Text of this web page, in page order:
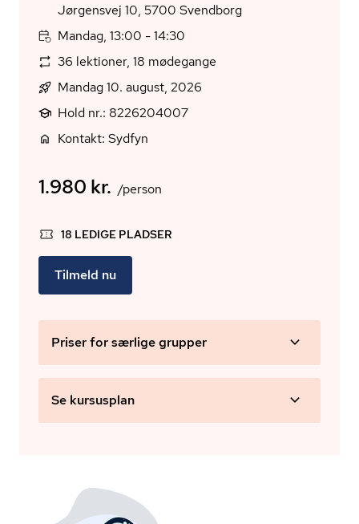
Jørgensvej 10, 5700 Svendborg
Mandag, 13:00 - 14:30
36 lektioner, 18 mødegange
Mandag 10. august, 2026
Hold nr.: 8226204007
Kontakt: Sydfyn
1.980 kr. /person
18 LEDIGE PLADSER
Tilmeld nu
Priser for særlige grupper
Se kursusplan